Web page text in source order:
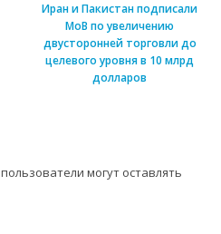
Иран и Пакистан подписали
МоВ по увеличению
двусторонней торговли до
целевого уровня в 10 млрд
долларов
пользователи могут оставлять